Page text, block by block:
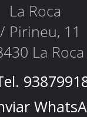
La Roca
Pirineu, 11
La Roca